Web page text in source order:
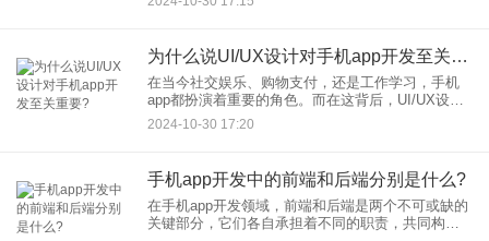
同，敏捷开发将项目拆分为多个小的迭代周期，每
为什么说UI/UX设计对手机app开发至关重要?
在当今社交娱乐、购物支付，还是工作学习，手机
app都扮演着重要的角色。而在这背后，UI/UX设计
作为手机app开发的关键环节，其重要性不容忽视。
本文将从用户体验、品牌形象、市场竞争力以及用
2024-10-30 17:20
手机app开发中的前端和后端分别是什么?
在手机app开发领域，前端和后端是两个不可或缺的
关键部分，它们各自承担着不同的职责，共同构成